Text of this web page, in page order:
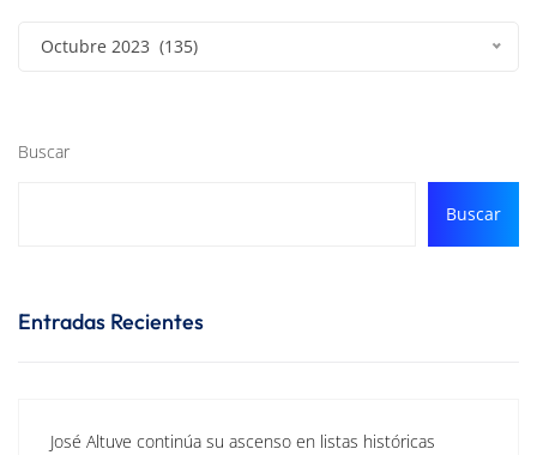
Octubre 2023 (135)
Buscar
Buscar
Entradas Recientes
José Altuve continúa su ascenso en listas históricas